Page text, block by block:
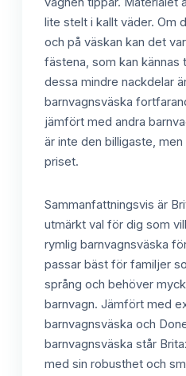
lite stelt i kallt väder. Om
och på väskan kan det
fästena, som kan kännas
dessa mindre nackdelar
barnvagnsväska
jämfört med andra
är inte den billigaste,
priset.
Sammanfattningsvis är
utmärkt val för dig som
rymlig barnvagnsväska
passar bäst för familjer
språng och behöver
barnvagn. Jämfört med
barnvagnsväska och
barnvagnsväska står
med sin robusthet och